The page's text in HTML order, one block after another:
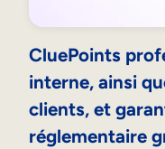
CluePoints
interne, ainsi
clients, et
réglementaire